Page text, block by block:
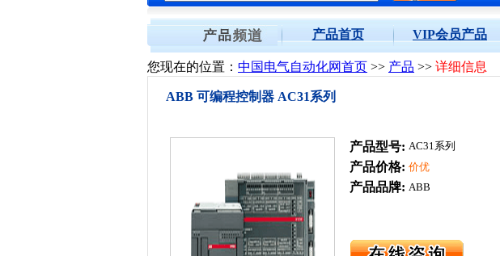
产品首页 VIP会员产品
您现在的位置： 中国电气自动化网首页 >> 产品 >> 详细信息
ABB 可编程控制器 AC31系列
产品型号: AC31系列
产品价格: 价优
产品品牌: ABB